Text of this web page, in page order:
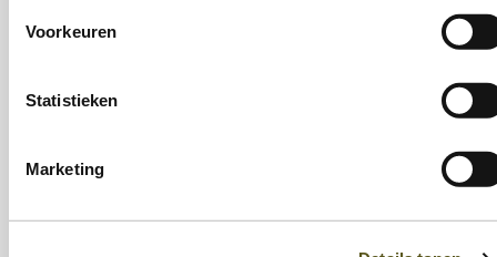
Voorkeuren
Statistieken
Marketing
is zelfzorg en veerkracht, doen aan personal
branding, … Bij IN-Z Ondernemen beschikken
ingezet kunnen worden naargelang jouw